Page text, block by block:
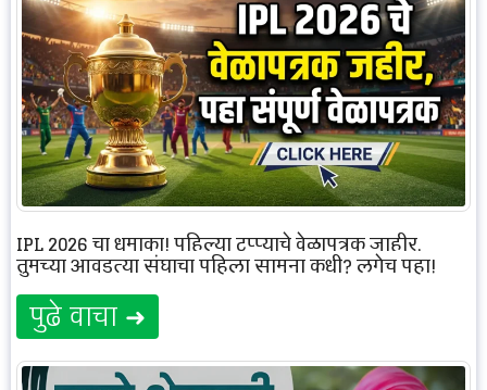
IPL 2026 चा धमाका! पहिल्या टप्प्याचे वेळापत्रक जाहीर,
तुमच्या आवडत्या संघाचा पहिला सामना कधी? लगेच पहा!
पुढे वाचा ➜